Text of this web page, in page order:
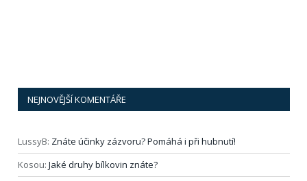
NEJNOVĚJŠÍ KOMENTÁŘE
LussyB: Znáte účinky zázvoru? Pomáhá i při hubnutí!
Kosou: Jaké druhy bílkovin znáte?